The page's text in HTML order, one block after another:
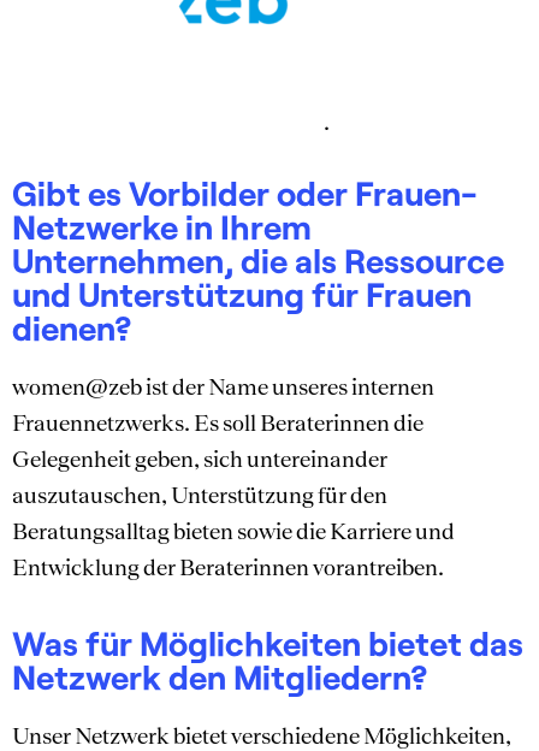
.
Gibt es Vorbilder oder Frauen-
Netzwerke in Ihrem
Unternehmen, die als Ressource
und Unterstützung für Frauen
dienen?
women@zeb ist der Name unseres internen
Frauennetzwerks. Es soll Beraterinnen die
Gelegenheit geben, sich untereinander
auszutauschen, Unterstützung für den
Beratungsalltag bieten sowie die Karriere und
Entwicklung der Beraterinnen vorantreiben.
Was für Möglichkeiten bietet das
Netzwerk den Mitgliedern?
Unser Netzwerk bietet verschiedene Möglichkeiten,